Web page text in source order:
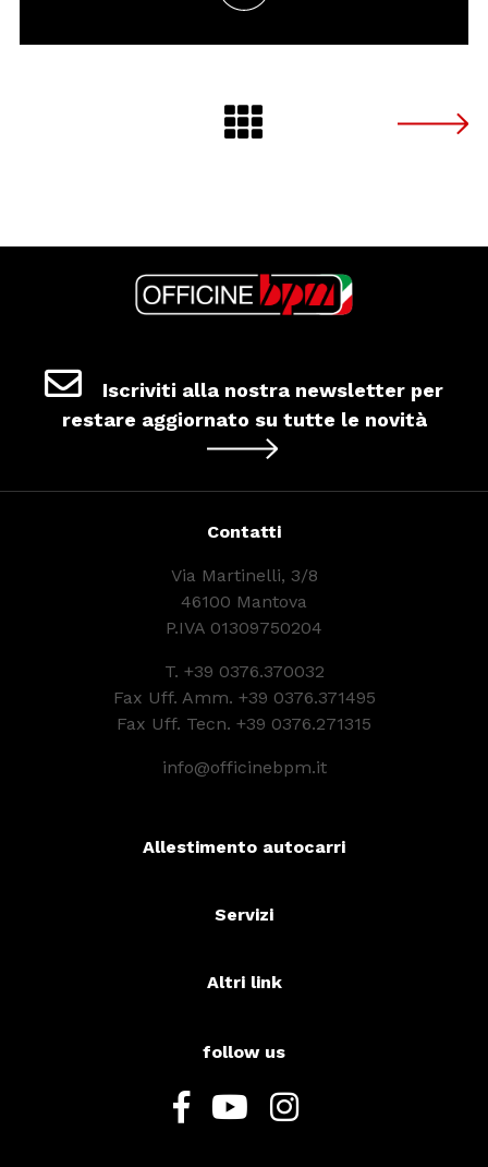
Iscriviti alla nostra newsletter per
restare aggiornato su tutte le novità
Contatti
Via Martinelli, 3/8
46100 Mantova
P.IVA 01309750204
T. +39 0376.370032
Fax Uff. Amm. +39 0376.371495
Fax Uff. Tecn. +39 0376.271315
info@officinebpm.it
Allestimento autocarri
Servizi
Altri link
follow us